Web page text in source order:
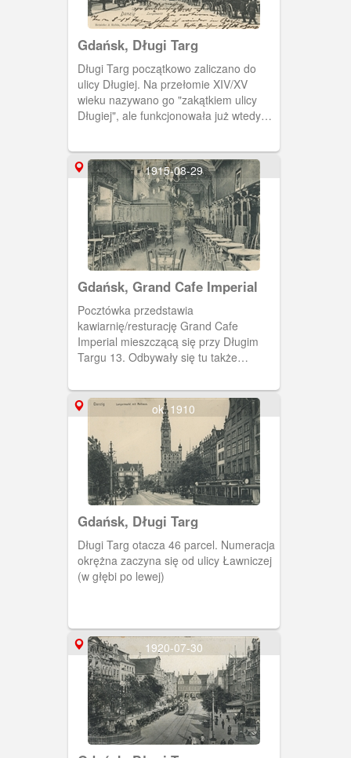
Gdańsk, Długi Targ
Długi Targ początkowo zaliczano do
ulicy Długiej. Na przełomie XIV/XV
wieku nazywano go "zakątkiem ulicy
Długiej", ale funkcjonowała już wtedy
1915-08-29
Gdańsk, Grand Cafe Imperial
Pocztówka przedstawia
kawiarnię/resturację Grand Cafe
Imperial mieszczącą się przy Długim
Targu 13. Odbywały się tu także
ok. 1910
Gdańsk, Długi Targ
Długi Targ otacza 46 parcel. Numeracja
okrężna zaczyna się od ulicy Ławniczej
(w głębi po lewej)
1920-07-30